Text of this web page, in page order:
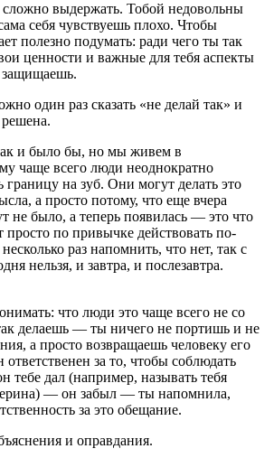
сложно выдержать. Тобой недовольны
себя чувствуешь плохо. Чтобы
полезно подумать: ради чего ты так
ценности и важные для тебя аспекты
защищаешь.
один раз сказать «не делай так» и
и было бы, но мы живем в
чаще всего люди неоднократно
границу на зуб. Они могут делать это
а просто потому, что еще вчера
не было, а теперь появилась ― это что
просто по привычке действовать по-
раз напомнить, что нет, так с
нельзя, и завтра, и послезавтра.
что люди это чаще всего не со
делаешь ― ты ничего не портишь и не
а просто возвращаешь человеку его
ответственен за то, чтобы соблюдать
тебе дал (например, называть тебя
― он забыл ― ты напомнила,
за это обещание.
и оправдания.